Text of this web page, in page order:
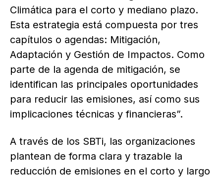
Climática para el corto y mediano plazo.
Esta estrategia está compuesta por tres
capítulos o agendas: Mitigación,
Adaptación y Gestión de Impactos. Como
parte de la agenda de mitigación, se
identifican las principales oportunidades
para reducir las emisiones, así como sus
implicaciones técnicas y financieras”.
A través de los SBTi, las organizaciones
plantean de forma clara y trazable la
reducción de emisiones en el corto y largo